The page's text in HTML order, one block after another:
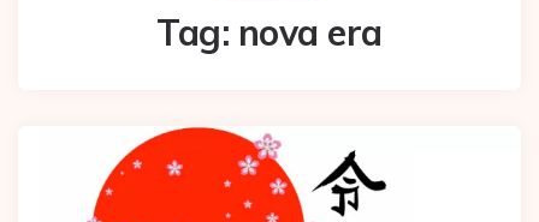
Tag: nova era